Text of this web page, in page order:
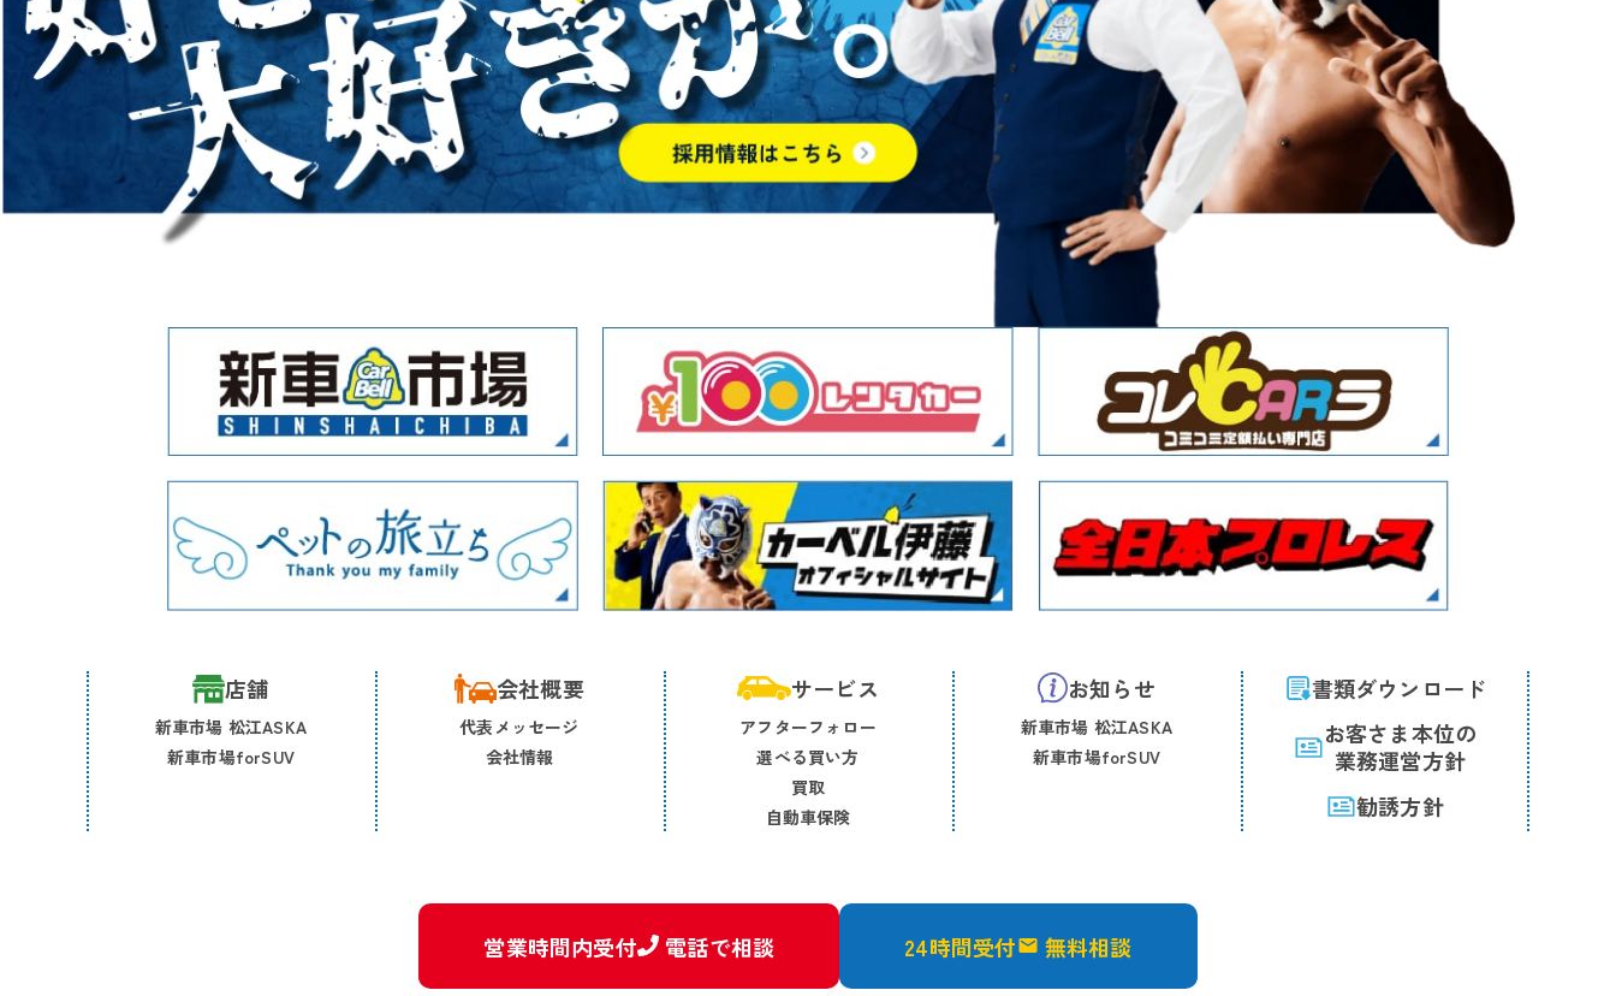
店舗
新車市場 松江ASKA
新車市場forSUV
会社概要
代表メッセージ
会社情報
サービス
アフターフォロー
選べる買い方
買取
自動車保険
お知らせ
新車市場 松江ASKA
新車市場forSUV
書類ダウンロード
お客さま本位の
業務運営方針
勧誘方針
営業時間内受付 電話で相談 24時間受付 無料相談